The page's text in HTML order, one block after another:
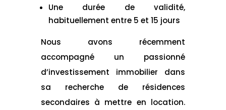
Une durée de validité,
habituellement entre 5 et 15 jours
Nous avons récemment
accompagné un passionné
d’investissement immobilier dans
sa recherche de résidences
secondaires à mettre en location.